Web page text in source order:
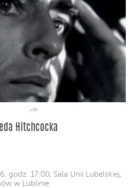
Hitchcocka
godz. 17:00, Sala Unii Lubelskiej,
w Lublinie